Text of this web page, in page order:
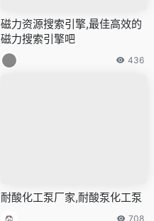
磁力资源搜索引擎,最佳高效的
磁力搜索引擎吧
436
耐酸化工泵厂家,耐酸泵化工泵
708